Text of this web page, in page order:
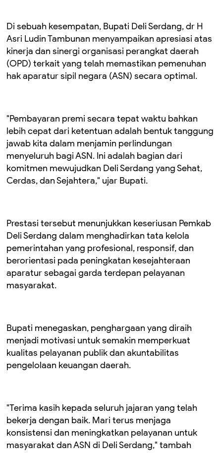
Di sebuah kesempatan, Bupati Deli Serdang, dr H
Asri Ludin Tambunan menyampaikan apresiasi atas
kinerja dan sinergi organisasi perangkat daerah
(OPD) terkait yang telah memastikan pemenuhan
hak aparatur sipil negara (ASN) secara optimal.
"Pembayaran premi secara tepat waktu bahkan
lebih cepat dari ketentuan adalah bentuk tanggung
jawab kita dalam menjamin perlindungan
menyeluruh bagi ASN. Ini adalah bagian dari
komitmen mewujudkan Deli Serdang yang Sehat,
Cerdas, dan Sejahtera," ujar Bupati.
Prestasi tersebut menunjukkan keseriusan Pemkab
Deli Serdang dalam menghadirkan tata kelola
pemerintahan yang profesional, responsif, dan
berorientasi pada peningkatan kesejahteraan
aparatur sebagai garda terdepan pelayanan
masyarakat.
Bupati menegaskan, penghargaan yang diraih
menjadi motivasi untuk semakin memperkuat
kualitas pelayanan publik dan akuntabilitas
pengelolaan keuangan daerah.
"Terima kasih kepada seluruh jajaran yang telah
bekerja dengan baik. Mari terus menjaga
konsistensi dan meningkatkan pelayanan untuk
masyarakat dan ASN di Deli Serdang," tambah